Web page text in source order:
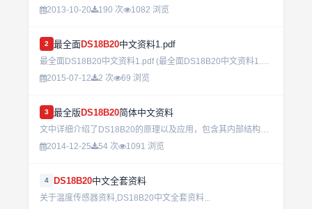
2013-10-20
190 次 1082 浏览
2 最全面DS18B20中文资料1.pdf
最全面DS18B20中文资料1.pdf (最全面DS18B20中文资料1.pdf (最全面DS18B20中文资料1.pdf (...
2015-07-12
2 次 69 浏览
3 最全版DS18B20简体中文资料
文中详细介绍了DS18B20的原理以及应用，包含其内部结构，基本操作流程，存储器操作指令表，并且有详细的读写操作时序图，可以说看完之后能对DS18B20有个大概的了解再配合视频可谓事半功倍！ ...
2014-12-25
54 次 1091 浏览
4 DS18B20中文全套资料
关于温度传感器资料,DS18B20中文全套资料...